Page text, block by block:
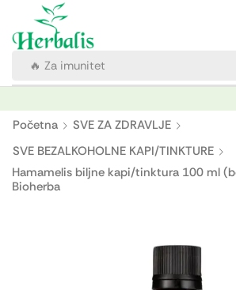
🔥 Za imunitet
Početna
SVE ZA ZDRAVLJE
SVE BEZALKOHOLNE KAPI/TINKTURE
Hamamelis biljne kapi/tinktura 100 ml
Bioherba